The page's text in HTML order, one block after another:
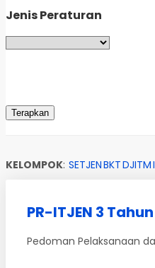
Jenis Peraturan
KELOMPOK: SETJENBKTDJITM
PR-ITJEN 3
Pedoman Pelaksanaan